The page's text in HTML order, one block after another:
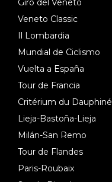
Giro del Veneto
Veneto Classic
Il Lombardia
Mundial de Ciclismo
Vuelta a España
Tour de Francia
Critérium du Dauphiné
Lieja-Bastoña-Lieja
Milán-San Remo
Tour de Flandes
Paris-Roubaix